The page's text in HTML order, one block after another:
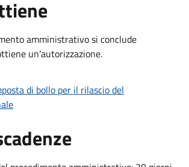
amministrativo si conclude
un'autorizzazione.
di bollo per il rilascio del